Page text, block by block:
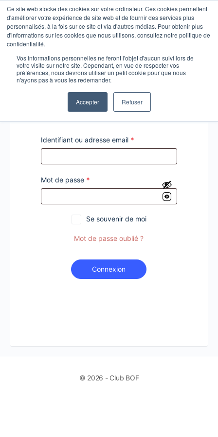
Ce site web stocke des cookies sur votre ordinateur. Ces cookies permettent
d'améliorer votre expérience de site web et de fournir des services plus
personnalisés, à la fois sur ce site et via d'autres médias. Pour obtenir plus
d'informations sur les cookies que nous utilisons, consultez notre politique de
confidentialité.
Vos informations personnelles ne feront l'objet d'aucun suivi lors de
votre visite sur notre site. Cependant, en vue de respecter vos
préférences, nous devrons utiliser un petit cookie pour que nous
n'ayons pas à vous les redemander.
Accepter Refuser
Connexion
Identifiant ou adresse email *
Mot de passe *
Se souvenir de moi
Mot de passe oublié ?
Connexion
© 2026 - Club BOF